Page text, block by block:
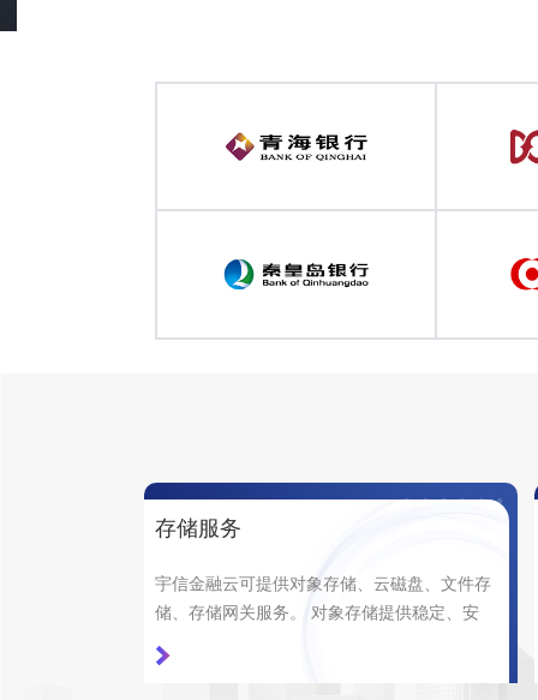
存储服务
宇信金融云可提供对象存储、云磁盘、文件存
储、存储网关服务。 对象存储提供稳定、安
架”让数据加上动力引擎，让数据在传输、存